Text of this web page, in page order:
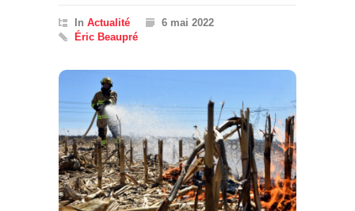
In Actualité
6 mai 2022
Éric Beaupré